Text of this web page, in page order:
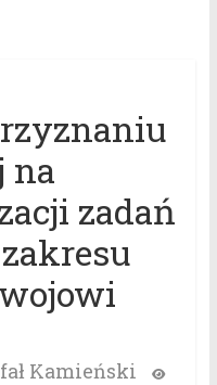
na
zadań
Kamieński